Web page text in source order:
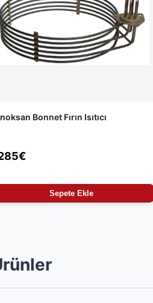
Bonnet Fırın Isıtıcı
Sepete Ekle